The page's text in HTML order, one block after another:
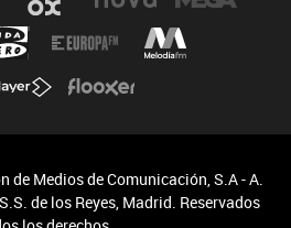
de Medios de Comunicación, S.A - A.
de los Reyes, Madrid. Reservados